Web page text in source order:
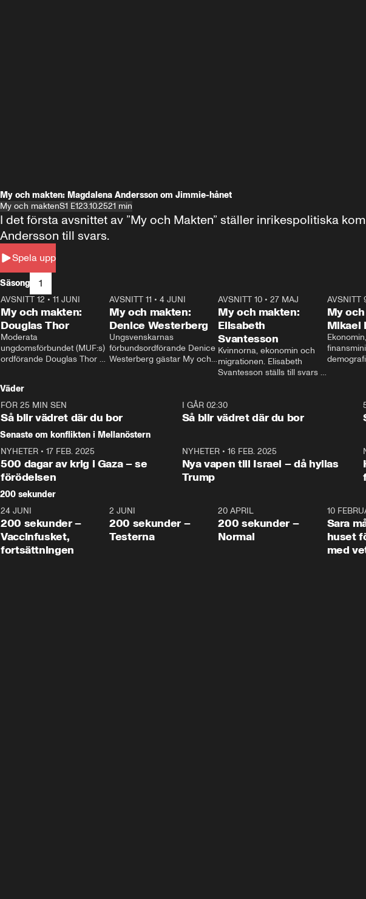
My och makten: Magdalena Andersson om Jimmie-hånet
My och maktenS1 E123.10.2521 min
Spela upp
I det första avsnittet av ”My och Makten” ställer inrikespolitiska
Andersson till svars.
Säsong 1
26:27
AVSNITT 12 • 11 JUNI
My och makten:
Douglas Thor
Moderata
ungdomsförbundet (MUF:s)
ordförande Douglas Thor
tonårsutvisningarna och hur
Moderaterna ska locka
väljare till valet i höst.
23:40
AVSNITT 11 •4 JUNI
My och makten:
Denice Westerberg
Ungsvenskarnas
förbundsordförande Denice
Westerberg gästar My och
AVSNITT 10 •27 MAJ
My och makten:
Elisabeth
Svantesson
Kvinnorna, ekonomin och
migrationen. Elisabeth
Svantesson ställs till svars
AVSNITT
My
Mikael
Ekonomin,
Väder
FÖR 25 MIN SEN
Så blir vädret där du bor
1:06
I GÅR 02:30
Så blir vädret där du bor
Senaste om konflikten i Mellanöstern
NYHETER • 17 FEB. 2025
500 dagar av krig i Gaza – se
förödelsen
NYHETER• 16 FEB. 2025
Nya vapen till Israel – då hyllas
Trump
200 sekunder
5:00
24 JUNI
200 sekunder –
Vaccinfusket,
fortsättningen
4:23
2 JUNI
200 sekunder –
Testerna
20 APRIL
200 sekunder –
Normal
10
Sara
huset
med